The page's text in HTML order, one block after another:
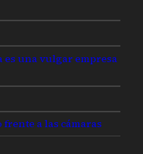
es una vulgar empresa
a las cámaras